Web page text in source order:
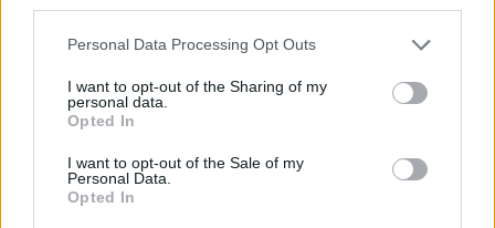
Personal Data Processing Opt Outs
I want to opt-out of the Sharing of my
personal data.
Opted In
I want to opt-out of the Sale of my
Personal Data.
Opted In
A keresett cikk a portfolio.hu hírarchívumához
tartozik, melynek olvasása előfizetéses
regisztrációhoz kötött.
Az előfizetés a következőket tartalmazza: